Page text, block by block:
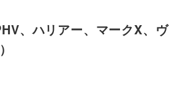
、ハリアー、マークX、ヴ